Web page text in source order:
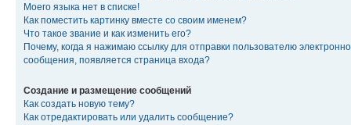
Моего языка нет в списке!
Как поместить картинку вместе со своим именем?
Что такое звание и как изменить его?
Почему, когда я нажимаю ссылку для отправки пользователю
сообщения, появляется страница входа?
Создание и размещение сообщений
Как создать новую тему?
Как отредактировать или удалить сообщение?